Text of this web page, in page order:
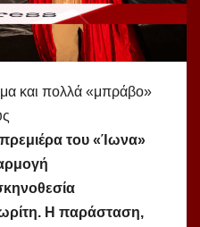
και πολλά «μπράβο»
πρεμιέρα του «Ίωνα»
Η παράσταση,